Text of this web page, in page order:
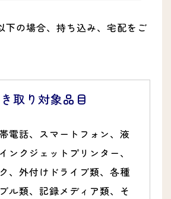
下の場合、持ち込み、宅配をご
取り対象品目
電話、スマートフォン、液
ンクジェットプリンター、
、外付けドライブ類、各種
ル類、記録メディア類、そ